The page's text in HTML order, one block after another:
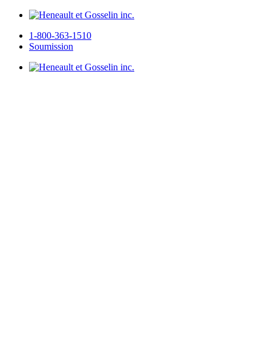
1-800-363-1510
Soumission